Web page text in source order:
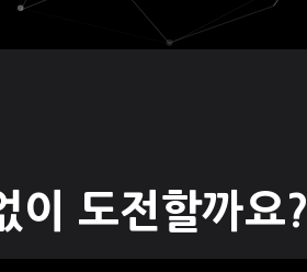
이 도전할까요?